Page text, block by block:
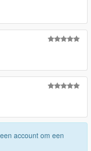
account om een